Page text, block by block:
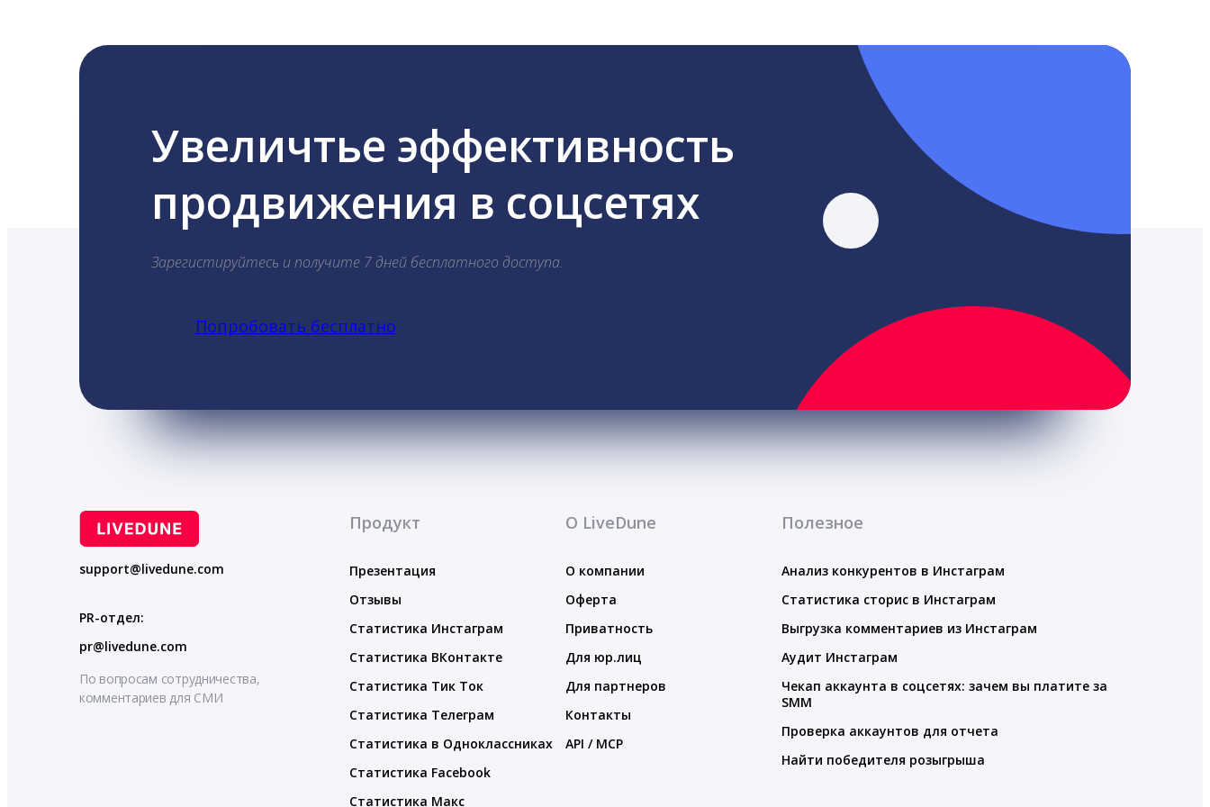
Увеличтье эффективность
продвижения в соцсетях
Зарегистируйтесь и получите 7 дней бесплатного доступа.
Попробовать бесплатно
support@livedune.com
PR-отдел:
pr@livedune.com
По вопросам сотрудничества,
комментариев для СМИ
Продукт
Презентация
Отзывы
Статистика Инстаграм
Статистика ВКонтакте
Статистика Тик Ток
Статистика Телеграм
Статистика в Одноклассниках
Статистика Facebook
Статистика Макс
О LiveDune
О компании
Оферта
Приватность
Для юр.лиц
Для партнеров
Контакты
API / MCP
Полезное
Анализ конкурентов в Инстаграм
Статистика сторис в Инстаграм
Выгрузка комментариев из Инстаграм
Аудит Инстаграм
Чекап аккаунта в соцсетях: зачем вы платите за
SMM
Проверка аккаунтов для отчета
Найти победителя розыгрыша